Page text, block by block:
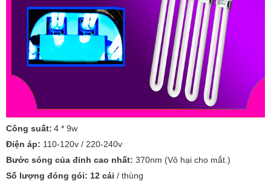
Công suất: 4 * 9w
Điện áp: 110-120v / 220-240v
Bước sóng của đỉnh cao nhất: 370nm (Vô hại cho mắt.)
Số lượng đóng gói: 12 cái / thùng